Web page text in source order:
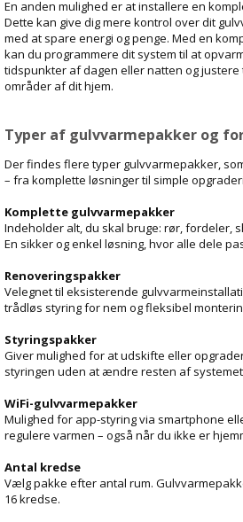
En anden mulighed er at installere en
Dette kan give dig mere kontrol over dit
med at spare energi og penge. Med en
kan du programmere dit system til at
tidspunkter af dagen eller natten og
områder af dit hjem.
Typer af gulvvarmepakker og
Der findes flere typer gulvvarmepakker,
– fra komplette løsninger til simple
Komplette gulvvarmepakker
Indeholder alt, du skal bruge: rør, fordeler,
En sikker og enkel løsning, hvor alle dele
Renoveringspakker
Velegnet til eksisterende
trådløs styring for nem og fleksibel
Styringspakker
Giver mulighed for at udskifte eller
styringen uden at ændre resten af
WiFi-gulvvarmepakker
Mulighed for app-styring via smartphone
regulere varmen – også når du ikke er
Antal kredse
Vælg pakke efter antal rum.
16 kredse.